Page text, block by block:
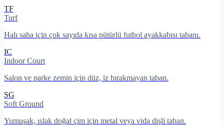
TF
Turf
Halı saha için çok sayıda kısa pütürlü futbol ayakkabısı tabanı.
IC
Indoor Court
Salon ve parke zemin için düz, iz bırakmayan taban.
SG
Soft Ground
Yumuşak, ıslak doğal çim için metal veya vida dişli taban.